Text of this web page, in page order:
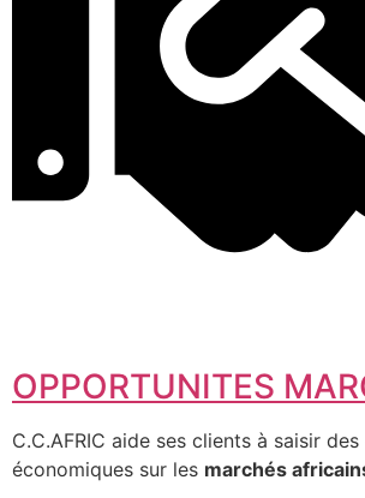
OPPORTUNITES
C.C.AFRIC aide ses clients à saisir
économiques sur les marchés